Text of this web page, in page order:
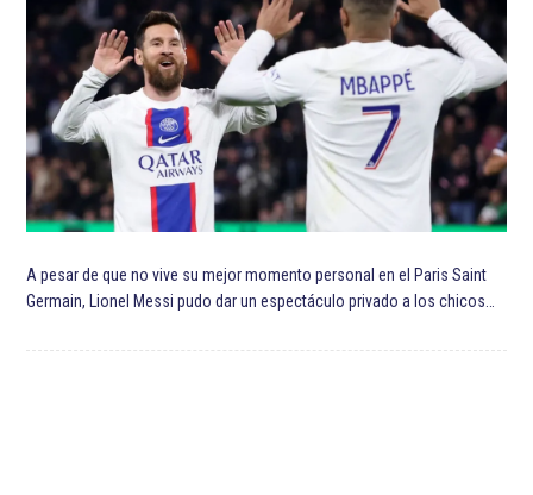
A pesar de que no vive su mejor momento personal en el Paris Saint
Germain, Lionel Messi pudo dar un espectáculo privado a los chicos…